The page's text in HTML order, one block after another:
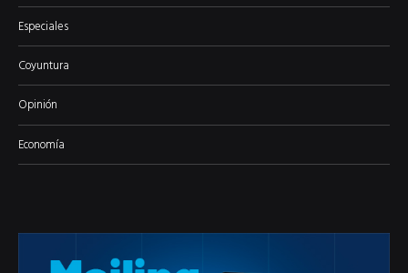
Especiales
Coyuntura
Opinión
Economía